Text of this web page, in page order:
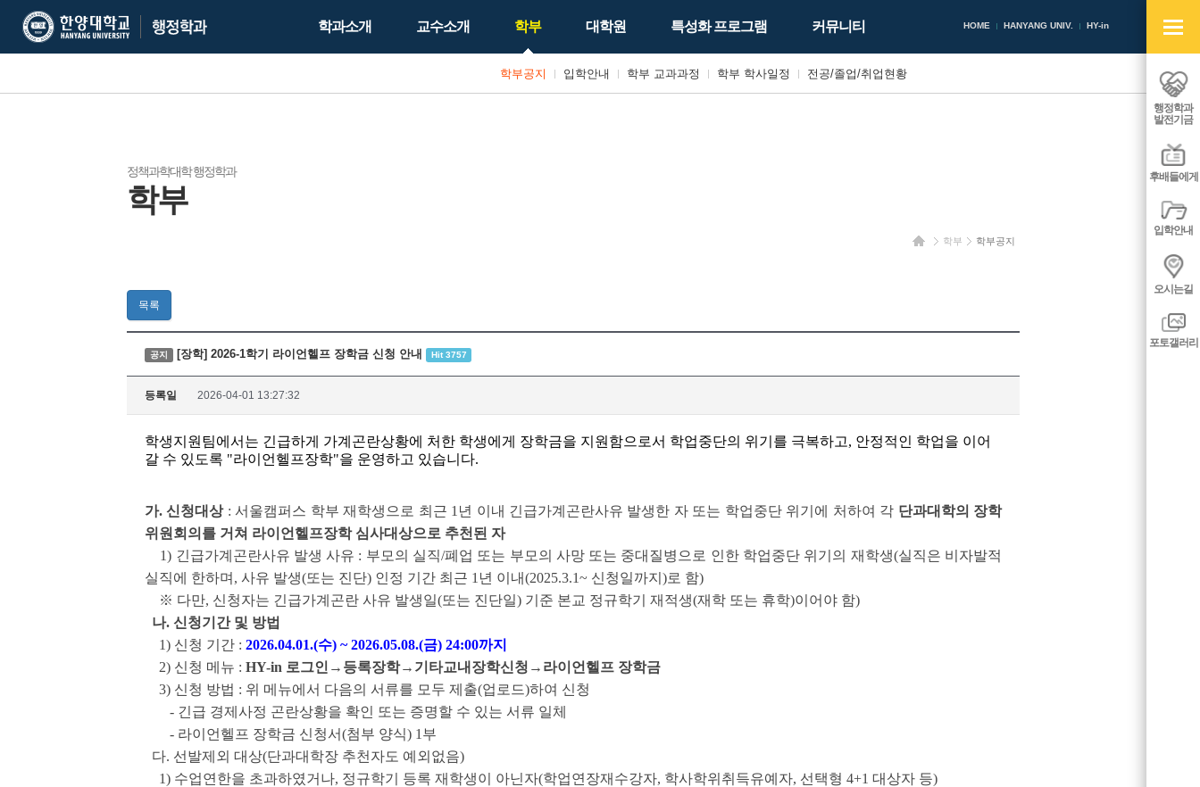
한
양
대
양
대
학
과
HOME HANYANG UNIV. HY-in
학과소개 교수소개 학부
학부공지 입학안내 학부 교과과정 학부 학사일정 전공/졸업/취업현황
대학원 특성화 프로그램 커뮤니티
홈 학부 학부공지
정책과학대학 행정학과
학부
목록
공지 [장학] 2026-1학기 라이언헬프 장학금 신청 안내 Hit 3757
등록일 2026-04-01 13:27:32
학생지원팀에서는 긴급하게 가계곤란상황에 처한 학생에게 장학금을 지원함으로서 학업중단의 위기를 극복하고, 안정적인 학업을 이어
갈 수 있도록 "라이언헬프장학"을 운영하고 있습니다.
가. 신청대상: 서울캠퍼스 학부 재학생으로 최근 1년 이내 긴급가계곤란사유 발생한 자 또는 학업중단 위기에 처하여 각 단과대학의 장학
위원회의를 거쳐 라이언헬프장학 심사대상으로 추천된 자
1) 긴급가계곤란사유 발생 사유 : 부모의 실직/폐업 또는 부모의 사망 또는 중대질병으로 인한 학업중단 위기의 재학생(실직은 비자발적
실직에 한하며, 사유 발생(또는 진단) 인정 기간 최근 1년 이내(2025.3.1~ 신청일까지)로 함)
※ 다만, 신청자는 긴급가계곤란 사유 발생일(또는 진단일) 기준 본교 정규학기 재적생(재학 또는 휴학)이어야 함)
나. 신청기간 및 방법
1) 신청 기간 : 2026.04.01.(수) ~ 2026.05.08.(금) 24:00까지
2) 신청 메뉴 : HY-in 로그인→등록장학→기타교내장학신청→라이언헬프 장학금
3) 신청 방법 : 위 메뉴에서 다음의 서류를 모두 제출(업로드)하여 신청
- 긴급 경제사정 곤란상황을 확인 또는 증명할 수 있는 서류 일체
- 라이언헬프 장학금 신청서(첨부 양식) 1부
다. 선발제외 대상(단과대학장 추천자도 예외없음)
1) 수업연한을 초과하였거나, 정규학기 등록 재학생이 아닌자(학업연장재수강자, 학사학위취득유예자, 선택형 4+1 대상자 등)
기/
닫
행정학과
발전기금
후배들에게
입학안내
오시는길
포토갤러리